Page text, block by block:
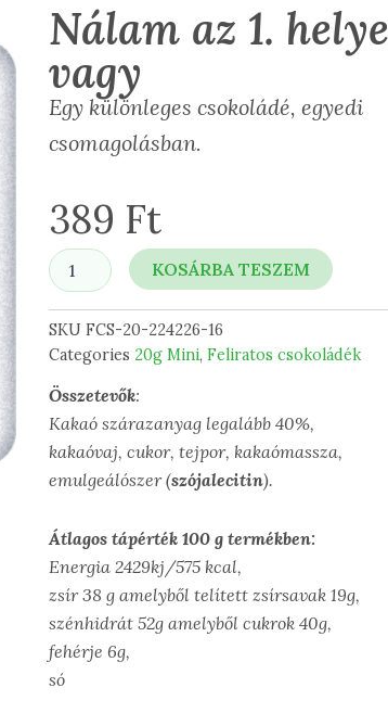
Nálam az 1.
vagy
Egy különleges csokoládé, egyedi
csomagolásban.
389 Ft
Nálam
az
helyen
vagy
mennyiség
KOSÁRBA TESZEM
SKU FCS-20-224226-16
Categories 20g Mini, Feliratos csokoládék
Összetevők:
Kakaó szárazanyag legalább 40%,
kakaóvaj, cukor, tejpor, kakaómassza,
emulgeálószer (szójalecitin).
Átlagos tápérték 100 g termékben:
Energia 2429kj/575 kcal,
zsír 38 g amelyből telített zsírsavak 19g,
szénhidrát 52g amelyből cukrok 40g,
fehérje 6g,
só